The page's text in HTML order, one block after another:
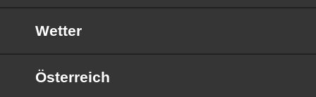
Wetter
Österreich